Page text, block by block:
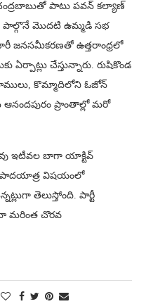
పాటు పవన్ కల్యాణ్
పాల్గొనే మొదటి ఉమ్మడి సభ
జనసమీకరణతో ఉత్తరాంధ్రలో
చేస్తున్నారు. రుషికొండ
కొమ్మాదిలోని ఓజోన్‌
ప్రాంతాల్లో మరో
ఇటీవల బాగా యాక్టివ్
పాదయాత్ర విషయంలో
తెలుస్తోంది. పార్టీ
మరింత చొరవ